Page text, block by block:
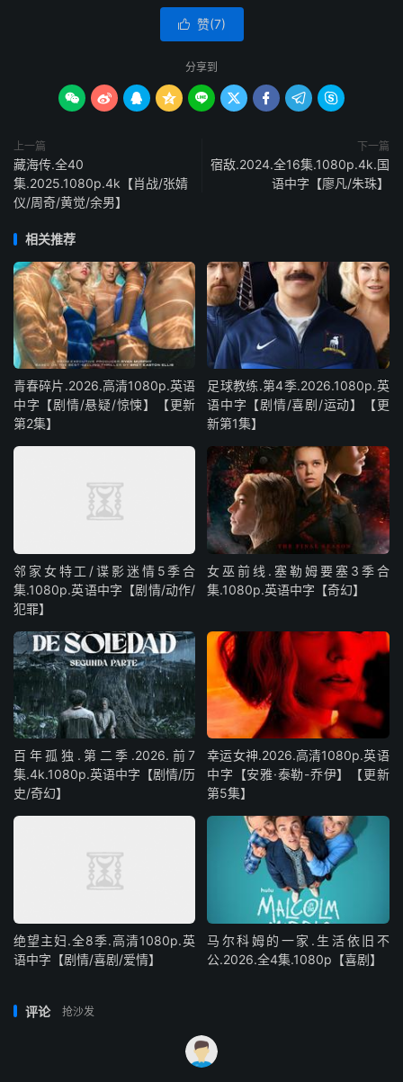
 赞(7)
分享到
        
上一篇
藏海传.全40
集.2025.1080p.4k【肖战/张婧
仪/周奇/黄觉/余男】
下一篇
宿敌.2024.全16集.1080p.4k.国
语中字【廖凡/朱珠】
相关推荐
青春碎片.2026.高清1080p.英语
中字【剧情/悬疑/惊悚】【更新
第2集】
足球教练.第4季.2026.1080p.英
语中字【剧情/喜剧/运动】【更
新第1集】
邻家女特工/谍影迷情5季合
集.1080p.英语中字【剧情/动作/
犯罪】
女巫前线.塞勒姆要塞3季合
集.1080p.英语中字【奇幻】
百年孤独.第二季.2026.前7
集.4k.1080p.英语中字【剧情/历
史/奇幻】
幸运女神.2026.高清1080p.英语
中字【安雅·泰勒-乔伊】【更新
第5集】
绝望主妇.全8季.高清1080p.英
语中字【剧情/喜剧/爱情】
马尔科姆的一家.生活依旧不
公.2026.全4集.1080p【喜剧】
评论 抢沙发